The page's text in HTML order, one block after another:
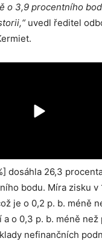
o 3,9 procentního
uvedl ředitel
dosáhla 26,3
bodu. Míra zisku v
je o 0,2 p. b. méně
o 0,3 p. b. méně než
nefinančních